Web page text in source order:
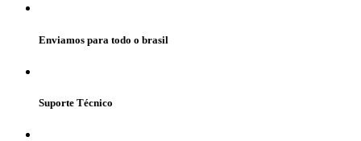
Enviamos para todo o brasil
Suporte Técnico